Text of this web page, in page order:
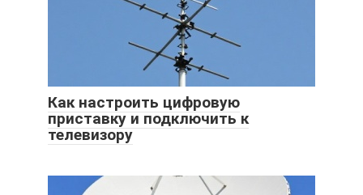
Как настроить цифровую
приставку и подключить к
телевизору